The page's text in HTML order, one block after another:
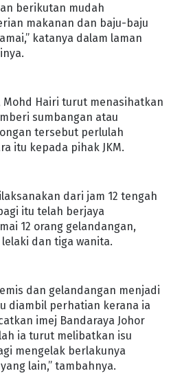
berikutan mudah
makanan dan baju-baju
katanya dalam laman
Mohd Hairi turut menasihatkan
sumbangan atau
tersebut perlulah
itu kepada pihak JKM.
dari jam 12 tengah
itu telah berjaya
12 orang gelandangan,
dan tiga wanita.
dan gelandangan menjadi
diambil perhatian kerana ia
imej Bandaraya Johor
ia turut melibatkan isu
mengelak berlakunya
lain,” tambahnya.